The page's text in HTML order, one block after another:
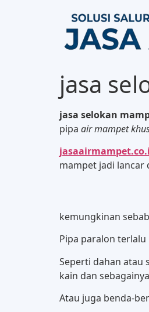
jasa
jasa selokan
pipa air mampet
mampet jadi lancar
kemungkinan
Pipa paralon
Seperti dahan atau
kain dan
Atau juga benda-